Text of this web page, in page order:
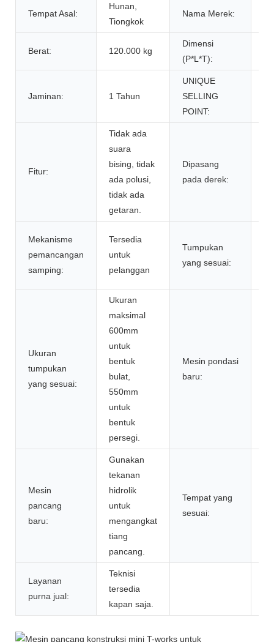
Tempat Asal:
Hunan,
Tiongkok
Nama Merek:
Berat: 120.000 kg
Dimensi
(P*L*T):
Jaminan: 1 Tahun
UNIQUE
SELLING
POINT:
Fitur:
Tidak ada
suara
bising, tidak
ada polusi,
tidak ada
getaran.
Dipasang
pada derek:
Mekanisme
pemancangan
samping:
Tersedia
untuk
pelanggan
Tumpukan
yang sesuai:
Ukuran
tumpukan
yang sesuai:
Ukuran
maksimal
600mm
untuk
bentuk
bulat,
550mm
untuk
bentuk
persegi.
Mesin pondasi
baru:
Mesin
pancang
baru:
Gunakan
tekanan
hidrolik
untuk
mengangkat
tiang
pancang.
Tempat yang
sesuai:
Layanan
purna jual:
Teknisi
tersedia
kapan saja.